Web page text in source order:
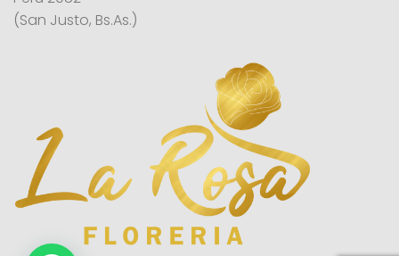
(San Justo, Bs.As.)